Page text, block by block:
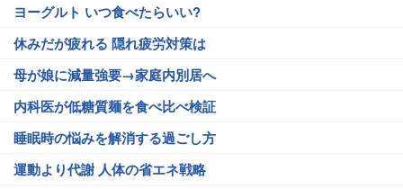
ヨーグルト いつ食べたらいい?
休みだが疲れる 隠れ疲労対策は
母が娘に減量強要→家庭内別居へ
内科医が低糖質麺を食べ比べ検証
睡眠時の悩みを解消する過ごし方
運動より代謝 人体の省エネ戦略